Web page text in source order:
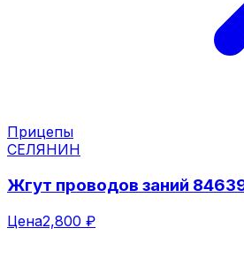
Прицепы
СЕЛЯНИН
Жгут проводов заний
Цена2,800 ₽